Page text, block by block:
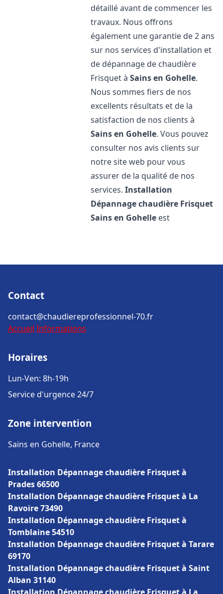
détaillé avant de commencer les
travaux. Nous offrons
également une garantie de 2 ans
sur nos services d'installation et
de dépannage de chaudière
Frisquet àSains en Gohelle.
Nous sommes fiers de nos
excellents résultats et de la
satisfaction de nos clients à
Sains en Gohelle. Vous pouvez
consulter nos avis clients sur
notre site web pour vous
assurer de la qualité de nos
services.Installation
Dépannage chaudière Frisquet
Sains en Gohelle est
Contact
contact@chaudiereprofessionnel-70.fr
Accueil Informations
Horaires
Lun-Ven: 8h-19h
Service d'urgence 24/7
Zone intervention
Sains en Gohelle, France
Installation Dépannage chaudière Frisquet à
Prades 66500
Installation Dépannage chaudière Frisquet à La
Ravoire 73490
Installation Dépannage chaudière Frisquet à
Tomblaine 54510
Installation Dépannage chaudière Frisquet à Tarare
69170
Installation Dépannage chaudière Frisquet à Saint
Alban 31140